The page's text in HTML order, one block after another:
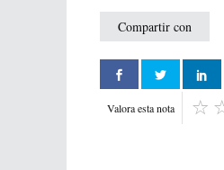
Compartir con
Valora esta nota